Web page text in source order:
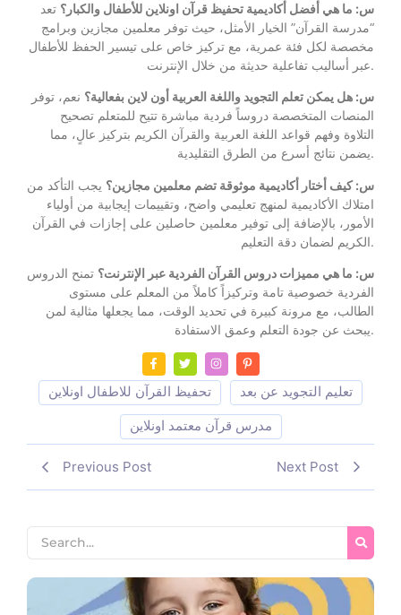
س: ما هي أفضل أكاديمية تحفيظ قرآن اونلاين للأطفال والكبار؟ تعد
“مدرسة القرآن” الخيار الأمثل، حيث توفر معلمين مجازين وبرامج
مخصصة لكل فئة عمرية، مع تركيز خاص على تيسير الحفظ للأطفال
عبر أساليب تفاعلية حديثة من خلال الإنترنت.
س: هل يمكن تعلم التجويد واللغة العربية أون لاين بفعالية؟ نعم، توفر
المنصات المتخصصة دروساً فردية مباشرة تتيح للمتعلم تصحيح
التلاوة وفهم قواعد اللغة العربية والقرآن الكريم بتركيز عالٍ، مما
يضمن نتائج أسرع من الطرق التقليدية.
س: كيف أختار أكاديمية موثوقة تضم معلمين مجازين؟ يجب التأكد من
امتلاك الأكاديمية لمنهج تعليمي واضح، وتقييمات إيجابية من أولياء
الأمور، بالإضافة إلى توفير معلمين حاصلين على إجازات في القرآن
الكريم لضمان دقة التعليم.
س: ما هي مميزات دروس القرآن الفردية عبر الإنترنت؟ تمنح الدروس
الفردية خصوصية تامة وتركيزاً كاملاً من المعلم على مستوى
الطالب، مع مرونة كبيرة في تحديد الوقت، مما يجعلها مثالية لمن
يبحث عن جودة التعلم وعمق الاستفادة.
تحفيظ القرآن للاطفال اونلاين
تعليم التجويد عن بعد
مدرس قرآن معتمد اونلاين
Previous Post Next Post